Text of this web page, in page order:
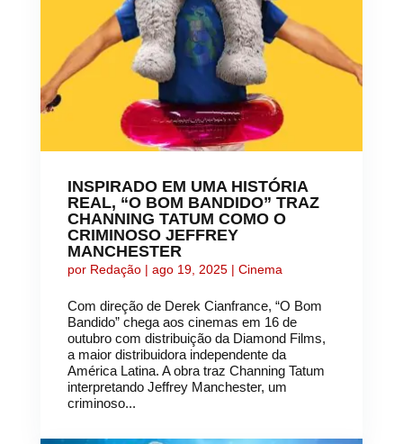
INSPIRADO EM UMA HISTÓRIA
REAL, “O BOM BANDIDO” TRAZ
CHANNING TATUM COMO O
CRIMINOSO JEFFREY
MANCHESTER
por Redação| ago 19, 2025| Cinema
Com direção de Derek Cianfrance, “O Bom
Bandido” chega aos cinemas em 16 de
outubro com distribuição da Diamond Films,
a maior distribuidora independente da
América Latina. A obra traz Channing Tatum
interpretando Jeffrey Manchester, um
criminoso...